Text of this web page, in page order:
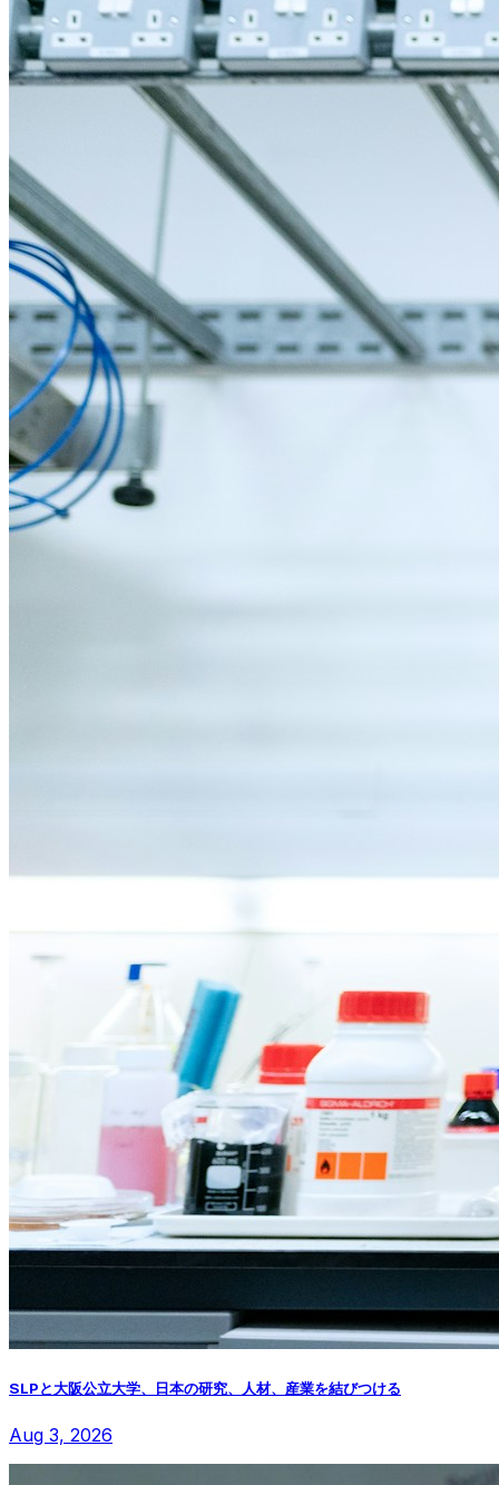
SLPと大阪公立大学、日本の研究、人材、産業を結びつける
Aug 3, 2026